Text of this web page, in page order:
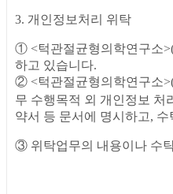
3. 개인정보처리 위탁
① <턱관절균형의학연구소
하고 있습니다.
② <턱관절균형의학연구소
무 수행목적 외 개인정보 처
약서 등 문서에 명시하고,
③ 위탁업무의 내용이나 수